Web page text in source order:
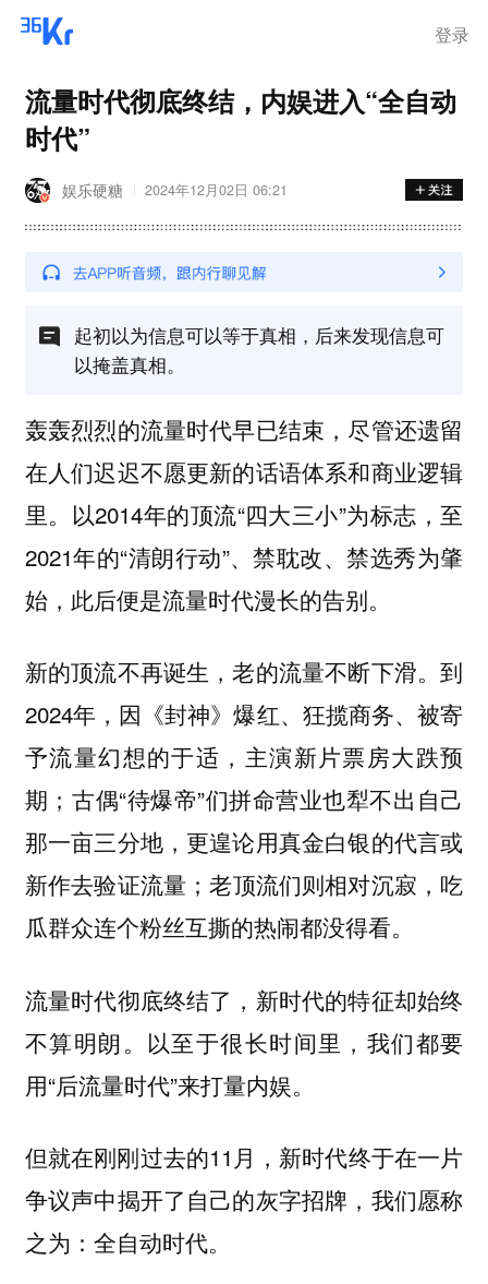
登录
流量时代彻底终结，内娱进入“全自动
时代”
娱乐硬糖 2024年12月02日 06:21
起初以为信息可以等于真相，后来发现信息可
以掩盖真相。
轰轰烈烈的流量时代早已结束，尽管还遗留
在人们迟迟不愿更新的话语体系和商业逻辑
里。以2014年的顶流“四大三小”为标志，至
2021年的“清朗行动”、禁耽改、禁选秀为肇
始，此后便是流量时代漫长的告别。
新的顶流不再诞生，老的流量不断下滑。到
2024年，因《封神》爆红、狂揽商务、被寄
予流量幻想的于适，主演新片票房大跌预
期；古偶“待爆帝”们拼命营业也犁不出自己
那一亩三分地，更遑论用真金白银的代言或
新作去验证流量；老顶流们则相对沉寂，吃
瓜群众连个粉丝互撕的热闹都没得看。
流量时代彻底终结了，新时代的特征却始终
不算明朗。以至于很长时间里，我们都要
用“后流量时代”来打量内娱。
但就在刚刚过去的11月，新时代终于在一片
争议声中揭开了自己的灰字招牌，我们愿称
之为：全自动时代。